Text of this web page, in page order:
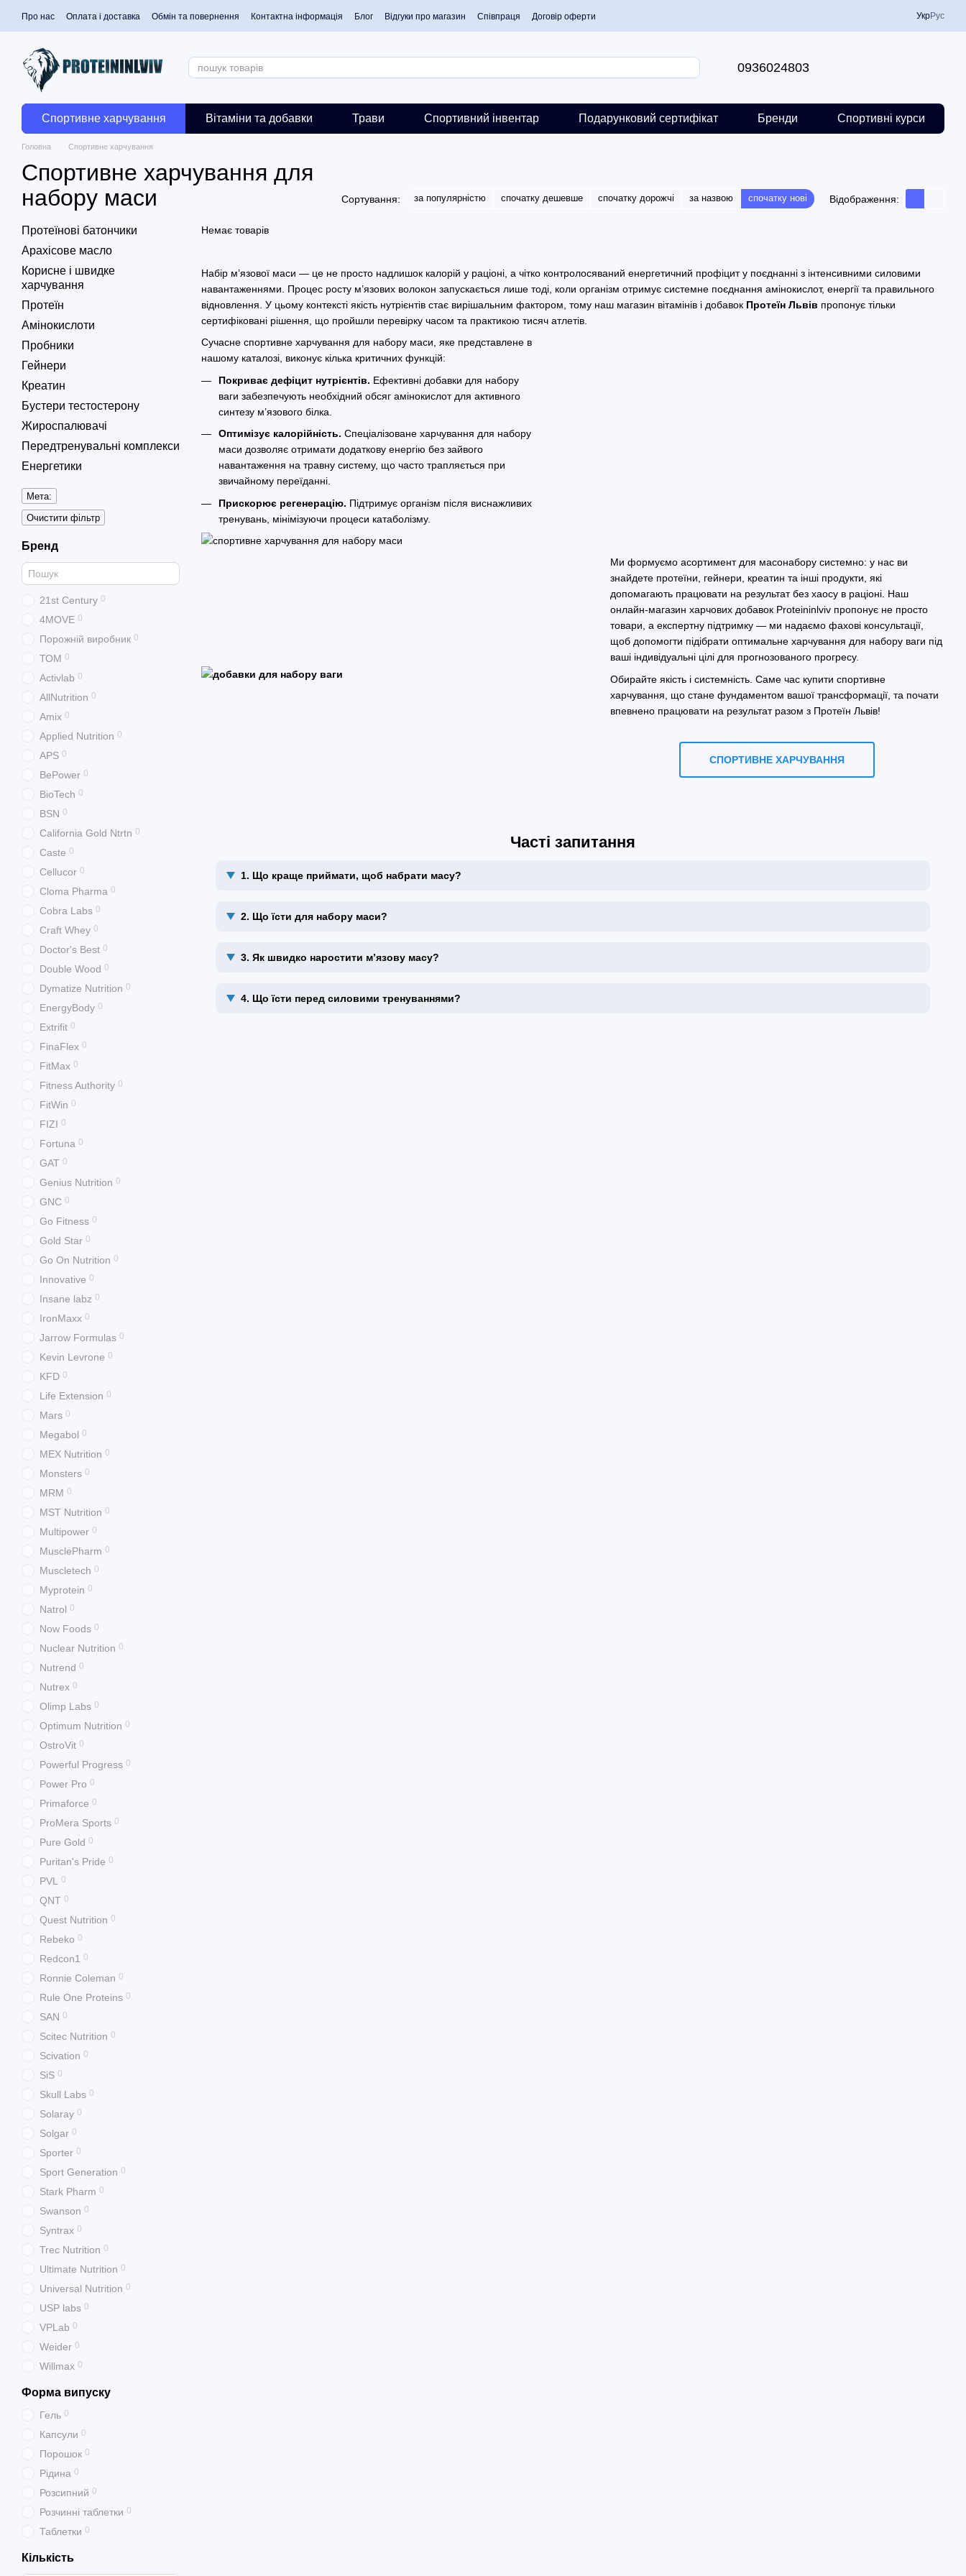
Перейти до основного контенту
Про нас Оплата і доставка Обмін та повернення Контактна інформація Блог Відгуки про магазин Співпраця Договір оферти УкрРус
0936024803
Спортивне харчування Вітаміни та добавки Трави Спортивний інвентар Подарунковий сертифікат Бренди Спортивні курси
Головна Спортивне харчування
Спортивне харчування для
набору маси
Сортування: за популярністю спочатку дешевше спочатку дорожчі за назвою спочатку нові Відображення:
Набір м’язової маси — це не просто надлишок калорій у раціоні, а чітко контролосяваний енергетичний профіцит у поєднанні з інтенсивними силовими
навантаженнями. Процес росту м’язових волокон запускається лише тоді, коли організм отримує системне поєднання амінокислот, енергії та правильного
відновлення. У цьому контексті якість нутрієнтів стає вирішальним фактором, тому наш магазин вітамінів і добавок Протеїн Львів пропонує тільки
сертифіковані рішення, що пройшли перевірку часом та практикою тисяч атлетів.
Сучасне спортивне харчування для набору маси, яке представлене в
нашому каталозі, виконує кілька критичних функцій:
Покриває дефіцит нутрієнтів. Ефективні добавки для набору
ваги забезпечують необхідний обсяг амінокислот для активного
синтезу м’язового білка.
Оптимізує калорійність. Спеціалізоване харчування для набору
маси дозволяє отримати додаткову енергію без зайвого
навантаження на травну систему, що часто трапляється при
звичайному переїданні.
Прискорює регенерацію. Підтримує організм після виснажливих
тренувань, мінімізуючи процеси катаболізму.
Ми формуємо асортимент для масонабору системно: у нас ви
знайдете протеїни, гейнери, креатин та інші продукти, які
допомагають працювати на результат без хаосу в раціоні. Наш
онлайн-магазин харчових добавок Proteininlviv пропонує не просто
товари, а експертну підтримку — ми надаємо фахові консультації,
щоб допомогти підібрати оптимальне харчування для набору ваги під
ваші індивідуальні цілі для прогнозованого прогресу.
Обирайте якість і системність. Саме час купити спортивне
харчування, що стане фундаментом вашої трансформації, та почати
впевнено працювати на результат разом з Протеїн Львів!
СПОРТИВНЕ ХАРЧУВАННЯ
Часті запитання
1. Що краще приймати, щоб набрати масу?
2. Що їсти для набору маси?
3. Як швидко наростити м’язову масу?
4. Що їсти перед силовими тренуваннями?
Немає товарів
Протеїнові батончики
Арахісове масло
Корисне і швидке
харчування
Протеїн
Амінокислоти
Пробники
Гейнери
Креатин
Бустери тестостерону
Жироспалювачі
Передтренувальні комплекси
Енергетики
Мета:
Очистити фільтр
Бренд
21st Century 0
4MOVE 0
Порожній виробник 0
ТОМ 0
Activlab 0
AllNutrition 0
Amix 0
Applied Nutrition 0
APS 0
BePower 0
BioTech 0
BSN 0
California Gold Ntrtn 0
Caste 0
Cellucor 0
Cloma Pharma 0
Cobra Labs 0
Craft Whey 0
Doctor's Best 0
Double Wood 0
Dymatize Nutrition 0
EnergyBody 0
Extrifit 0
FinaFlex 0
FitMax 0
Fitness Authority 0
FitWin 0
FIZI 0
Fortuna 0
GAT 0
Genius Nutrition 0
GNC 0
Go Fitness 0
Gold Star 0
Go On Nutrition 0
Innovative 0
Insane labz 0
IronMaxx 0
Jarrow Formulas 0
Kevin Levrone 0
KFD 0
Life Extension 0
Mars 0
Megabol 0
MEX Nutrition 0
Monsters 0
MRM 0
MST Nutrition 0
Multipower 0
MusclePharm 0
Muscletech 0
Myprotein 0
Natrol 0
Now Foods 0
Nuclear Nutrition 0
Nutrend 0
Nutrex 0
Olimp Labs 0
Optimum Nutrition 0
OstroVit 0
Powerful Progress 0
Power Pro 0
Primaforce 0
ProMera Sports 0
Pure Gold 0
Puritan's Pride 0
PVL 0
QNT 0
Quest Nutrition 0
Rebeko 0
Redcon1 0
Ronnie Coleman 0
Rule One Proteins 0
SAN 0
Scitec Nutrition 0
Scivation 0
SiS 0
Skull Labs 0
Solaray 0
Solgar 0
Sporter 0
Sport Generation 0
Stark Pharm 0
Swanson 0
Syntrax 0
Trec Nutrition 0
Ultimate Nutrition 0
Universal Nutrition 0
USP labs 0
VPLab 0
Weider 0
Willmax 0
Форма випуску
Гель 0
Капсули 0
Порошок 0
Рідина 0
Розсипний 0
Розчинні таблетки 0
Таблетки 0
Кількість